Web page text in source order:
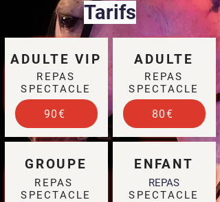
Tarifs
ADULTE VIP
REPAS
SPECTACLE
90€
GROUPE
REPAS
SPECTACLE
ADULTE
REPAS
SPECTACLE
80€
ENFANT
REPAS
SPECTACLE